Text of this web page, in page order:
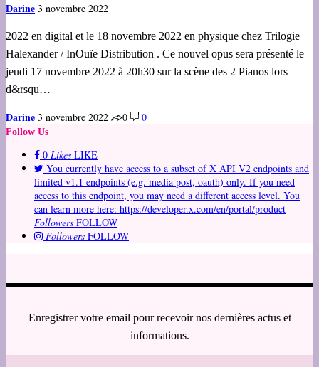
Darine 3 novembre 2022
2022 en digital et le 18 novembre 2022 en physique chez Trilogie
Halexander / InOuïe Distribution . Ce nouvel opus sera présenté le
jeudi 17 novembre 2022 à 20h30 sur la scène des 2 Pianos lors
d&rsqu…
Darine 3 novembre 2022 0 0
Follow Us
0 Likes LIKE
You currently have access to a subset of X API V2 endpoints and
limited v1.1 endpoints (e.g. media post, oauth) only. If you need
access to this endpoint, you may need a different access level. You
can learn more here: https://developer.x.com/en/portal/product
Followers FOLLOW
Followers FOLLOW
Enregistrer votre email pour recevoir nos dernières actus et
informations.